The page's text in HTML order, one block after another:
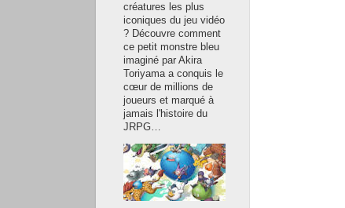
créatures les plus
iconiques du jeu vidéo
? Découvre comment
ce petit monstre bleu
imaginé par Akira
Toriyama a conquis le
cœur de millions de
joueurs et marqué à
jamais l'histoire du
JRPG…